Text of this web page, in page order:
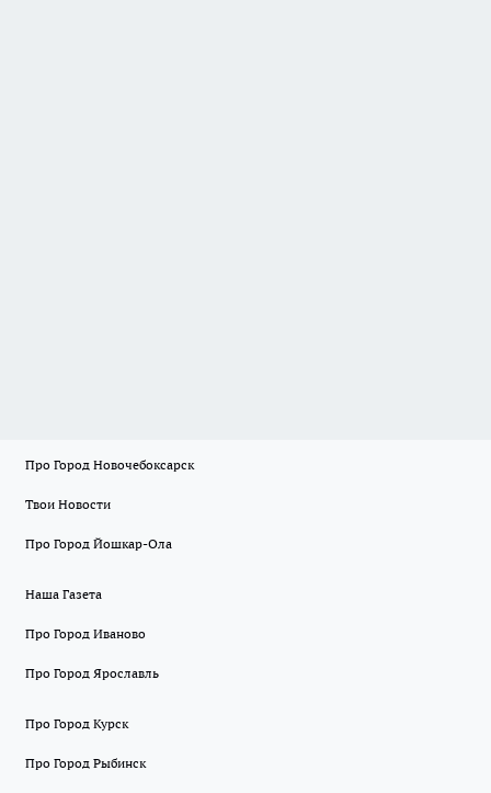
Про Город Новочебоксарск
Твои Новости
Про Город Йошкар-Ола
Наша Газета
Про Город Иваново
Про Город Ярославль
Про Город Курск
Про Город Рыбинск